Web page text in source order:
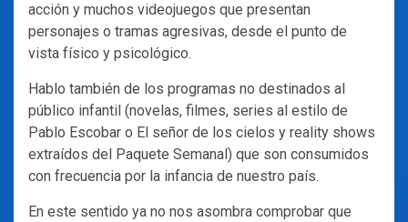
acción y muchos videojuegos que presentan
personajes o tramas agresivas, desde el punto de
vista físico y psicológico.
Hablo también de los programas no destinados al
público infantil (novelas, filmes, series al estilo de
Pablo Escobar o El señor de los cielos y reality shows
extraídos del Paquete Semanal) que son consumidos
con frecuencia por la infancia de nuestro país.
En este sentido ya no nos asombra comprobar que